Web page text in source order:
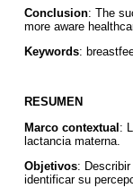
Conclusion: The
more aware
Keywords:
RESUMEN
Marco contextual:
lactancia materna.
Objetivos:
identificar su